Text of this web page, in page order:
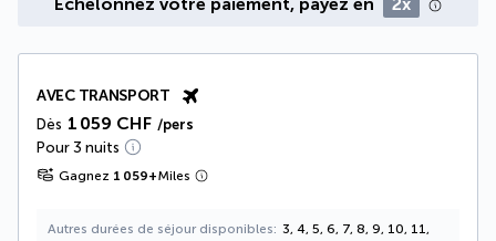
AVEC TRANSPORT
Dès 1 059 CHF /pers
Pour 3 nuits
Gagnez 1 059+Miles
Autres durées de séjour disponibles
3, 4, 5, 6, 7, 8, 9, 10, 11,